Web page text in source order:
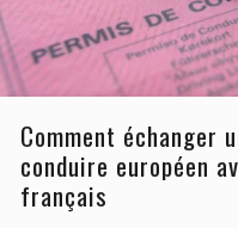
Comment échanger
conduire européen
français